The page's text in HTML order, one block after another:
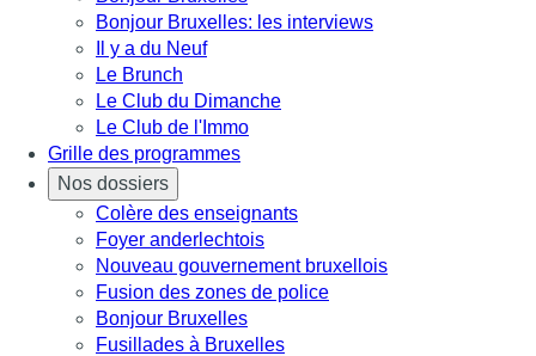
Bonjour Bruxelles: les interviews
Il y a du Neuf
Le Brunch
Le Club du Dimanche
Le Club de l'Immo
Grille des programmes
Nos dossiers
Colère des enseignants
Foyer anderlechtois
Nouveau gouvernement bruxellois
Fusion des zones de police
Bonjour Bruxelles
Fusillades à Bruxelles